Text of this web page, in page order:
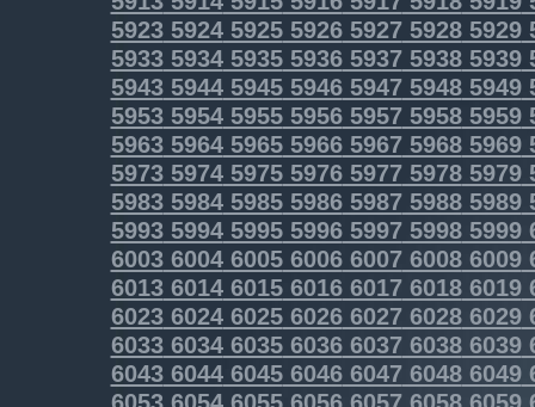
5923592459255926592759285929
5933593459355936593759385939
5943594459455946594759485949
5953595459555956595759585959
5963596459655966596759685969
5973597459755976597759785979
5983598459855986598759885989
5993599459955996599759985999
6003600460056006600760086009
6013601460156016601760186019
6023602460256026602760286029
6033603460356036603760386039
6043604460456046604760486049